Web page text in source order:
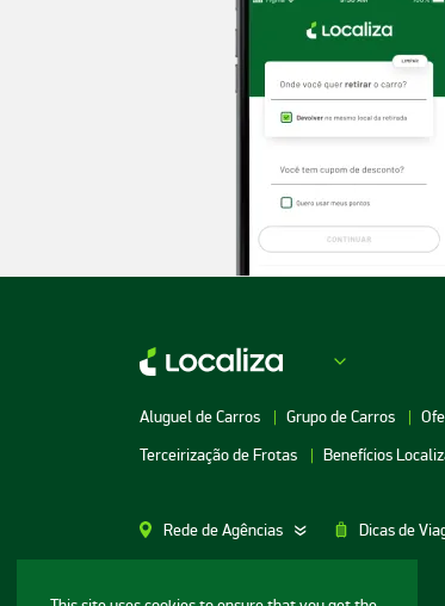
Aluguel de Carros Grupo de Carros
Terceirização de Frotas
Benefícios
Rede de Agências Dicas de
Aluguel de Carros SP